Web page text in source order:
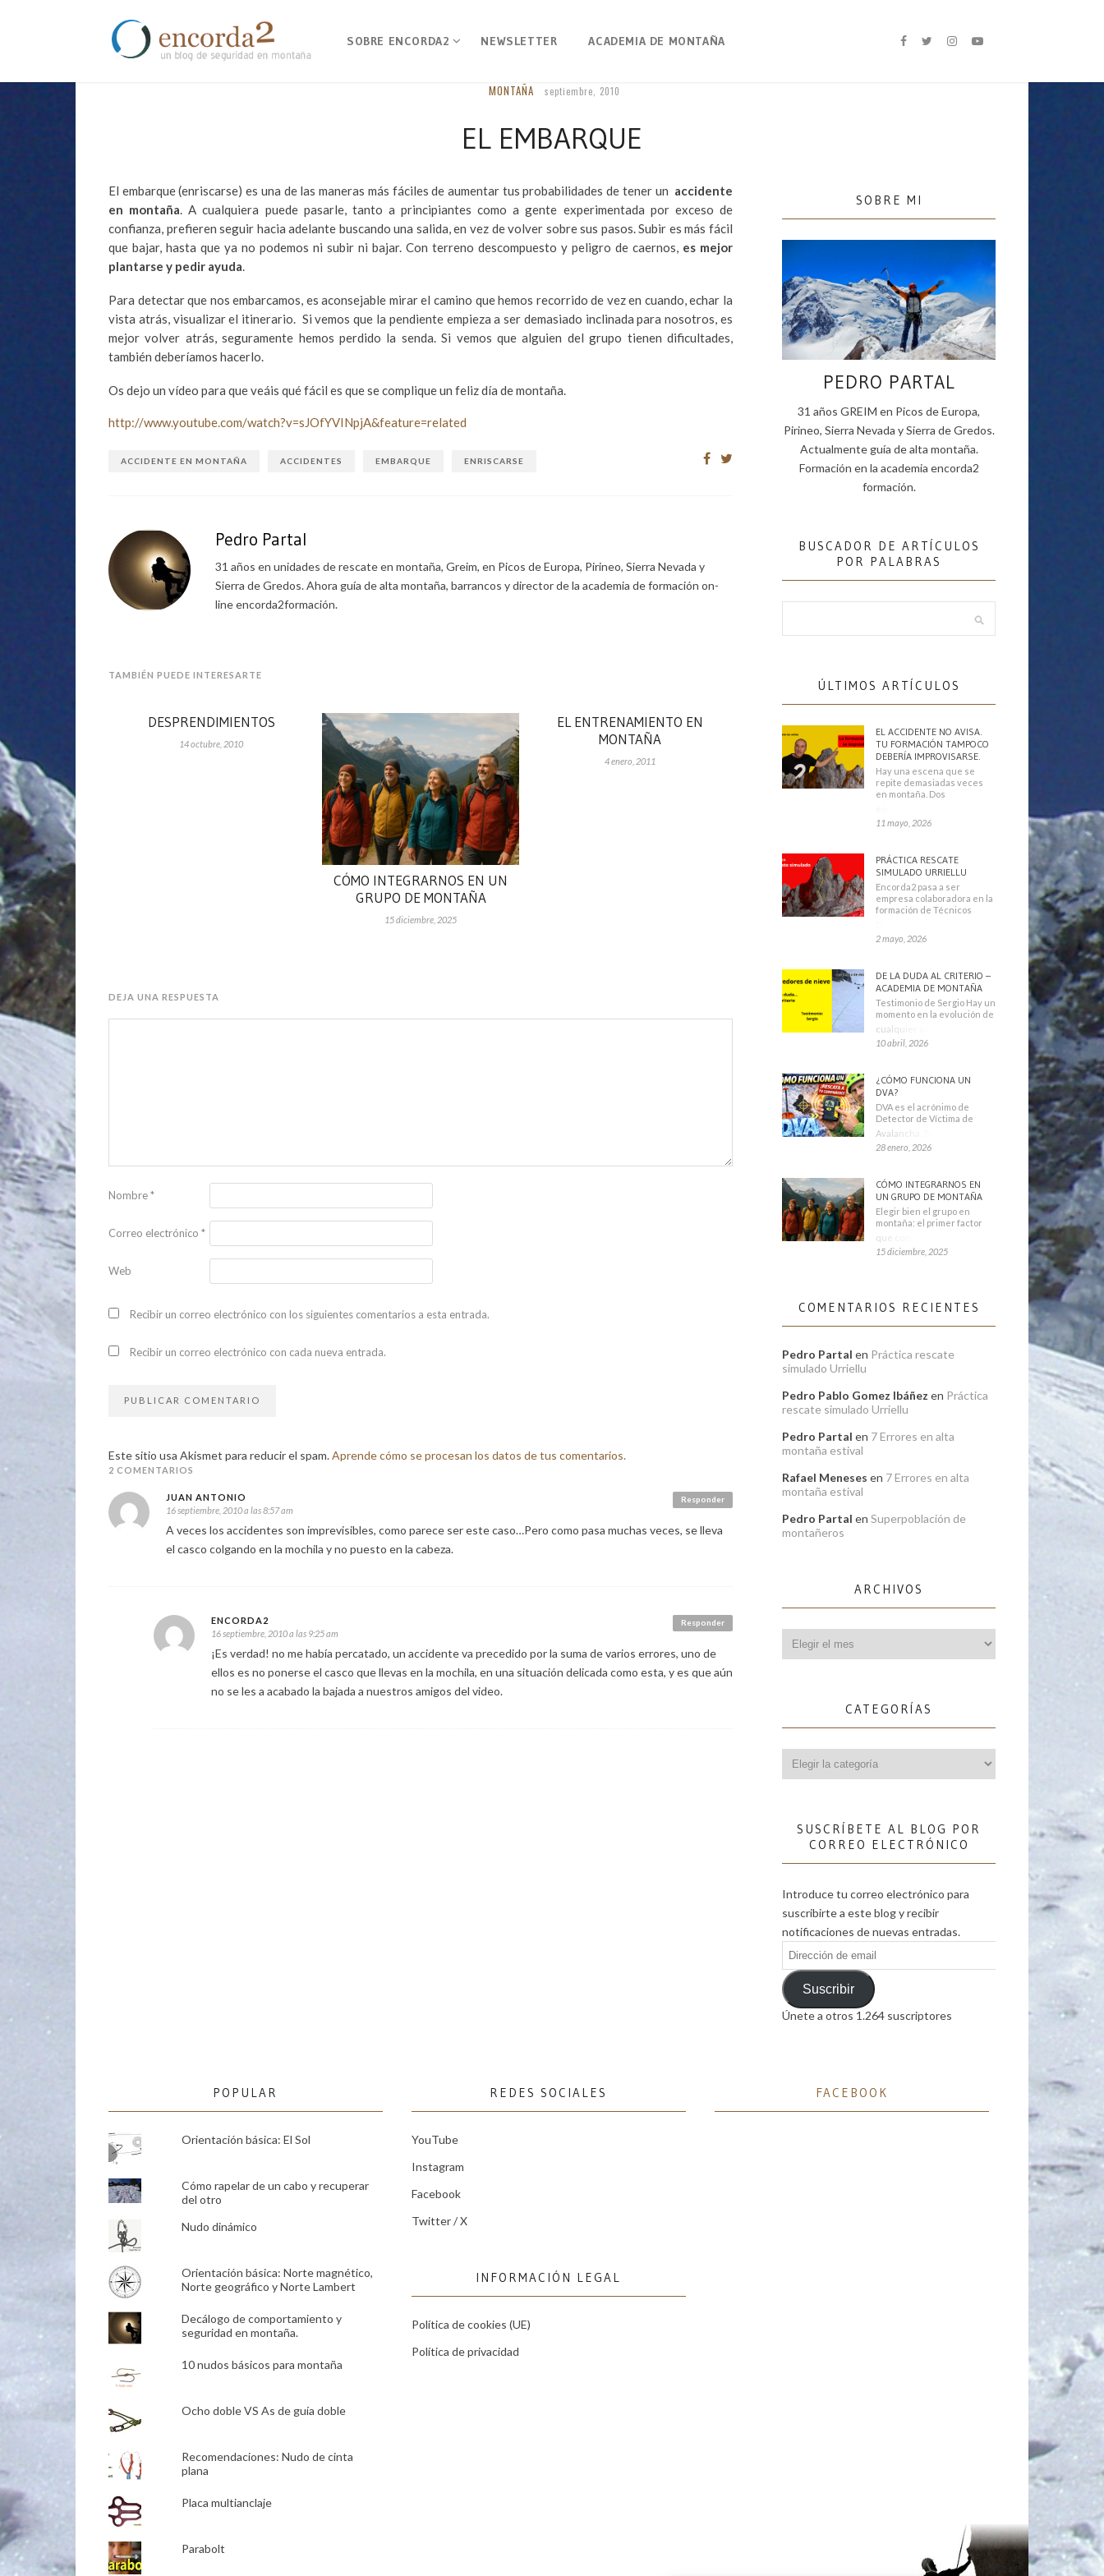
SOBRE ENCORDA2 NEWSLETTER ACADEMIA DE MONTAÑA
MONTAÑA septiembre, 2010
EL EMBARQUE
El embarque (enriscarse) es una de las maneras más fáciles de aumentar tus probabilidades de tener un accidente
en montaña. A cualquiera puede pasarle, tanto a principiantes como a gente experimentada por exceso de
confianza, prefieren seguir hacia adelante buscando una salida, en vez de volver sobre sus pasos. Subir es más fácil
que bajar, hasta que ya no podemos ni subir ni bajar. Con terreno descompuesto y peligro de caernos, es mejor
plantarse y pedir ayuda.
Para detectar que nos embarcamos, es aconsejable mirar el camino que hemos recorrido de vez en cuando, echar la
vista atrás, visualizar el itinerario. Si vemos que la pendiente empieza a ser demasiado inclinada para nosotros, es
mejor volver atrás, seguramente hemos perdido la senda. Si vemos que alguien del grupo tienen dificultades,
también deberíamos hacerlo.
Os dejo un vídeo para que veáis qué fácil es que se complique un feliz día de montaña.
http://www.youtube.com/watch?v=sJOfYVINpjA&feature=related
ACCIDENTE EN MONTAÑA ACCIDENTES EMBARQUE ENRISCARSE
Pedro Partal
31 años en unidades de rescate en montaña, Greim, en Picos de Europa, Pirineo, Sierra Nevada y
Sierra de Gredos. Ahora guía de alta montaña, barrancos y director de la academia de formación on-
line encorda2formación.
TAMBIÉN PUEDE INTERESARTE
DESPRENDIMIENTOS
14 octubre, 2010
CÓMO INTEGRARNOS EN UN
GRUPO DE MONTAÑA
15 diciembre, 2025
EL ENTRENAMIENTO EN
MONTAÑA
4 enero, 2011
DEJA UNA RESPUESTA
Nombre*
Correo electrónico *
Web
Recibir un correo electrónico con los siguientes comentarios a esta entrada.
Recibir un correo electrónico con cada nueva entrada.
Este sitio usa Akismet para reducir el spam.Aprende cómo se procesan los datos de tus comentarios.
2 COMENTARIOS
Responder
JUAN ANTONIO
16 septiembre, 2010 a las 8:57 am
A veces los accidentes son imprevisibles, como parece ser este caso…Pero como pasa muchas veces, se lleva
el casco colgando en la mochila y no puesto en la cabeza.
Responder
ENCORDA2
16 septiembre, 2010 a las 9:25 am
¡Es verdad! no me había percatado, un accidente va precedido por la suma de varios errores, uno de
ellos es no ponerse el casco que llevas en la mochila, en una situación delicada como esta, y es que aún
no se les a acabado la bajada a nuestros amigos del video.
SOBRE MI
PEDRO PARTAL
31 años GREIM en Picos de Europa,
Pirineo, Sierra Nevada y Sierra de Gredos.
Actualmente guía de alta montaña.
Formación en la academia encorda2
formación.
BUSCADOR DE ARTÍCULOS
POR PALABRAS
ÚLTIMOS ARTÍCULOS
EL ACCIDENTE NO AVISA.
TU FORMACIÓN TAMPOCO
DEBERÍA IMPROVISARSE.
Hay una escena que se
repite demasiadas veces
en montaña. Dos
11 mayo, 2026
PRÁCTICA RESCATE
SIMULADO URRIELLU
Encorda2 pasa a ser
empresa colaboradora en la
formación de Técnicos
2 mayo, 2026
DE LA DUDA AL CRITERIO –
ACADEMIA DE MONTAÑA
Testimonio de Sergio Hay un
momento en la evolución de
cualquier montañero
10 abril, 2026
¿CÓMO FUNCIONA UN
DVA?
DVA es el acrónimo de
Detector de Víctima de
Avalancha. También se
28 enero, 2026
CÓMO INTEGRARNOS EN
UN GRUPO DE MONTAÑA
Elegir bien el grupo en
montaña: el primer factor
que condiciona tu
15 diciembre, 2025
COMENTARIOS RECIENTES
Pedro Partal en Práctica rescate
simulado Urriellu
Pedro Pablo Gomez Ibáñez en Práctica
rescate simulado Urriellu
Pedro Partal en 7 Errores en alta
montaña estival
Rafael Meneses en 7 Errores en alta
montaña estival
Pedro Partal en Superpoblación de
montañeros
ARCHIVOS
CATEGORÍAS
SUSCRÍBETE AL BLOG POR
CORREO ELECTRÓNICO
Introduce tu correo electrónico para
suscribirte a este blog y recibir
notificaciones de nuevas entradas.
Dirección
de
emailSuscribir
Únete a otros 1.264 suscriptores
POPULAR
Orientación básica: El Sol
Cómo rapelar de un cabo y recuperar
del otro
Nudo dinámico
Orientación básica: Norte magnético,
Norte geográfico y Norte Lambert
Decálogo de comportamiento y
seguridad en montaña.
10 nudos básicos para montaña
Ocho doble VS As de guía doble
Recomendaciones: Nudo de cinta
plana
Placa multianclaje
Parabolt
REDES SOCIALES
YouTube
Instagram
Facebook
Twitter / X
INFORMACIÓN LEGAL
Política de cookies (UE)
Política de privacidad
FACEBOOK